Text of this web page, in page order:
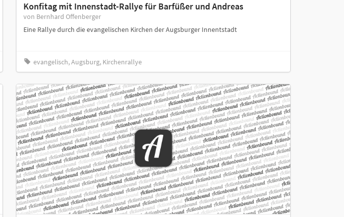
Konfitag mit Innenstadt-Rallye für Barfüßer und Andreas
von Bernhard Offenberger
Eine Rallye durch die evangelischen Kirchen der Augsburger Innentstadt
evangelisch, Augsburg, Kirchenrallye